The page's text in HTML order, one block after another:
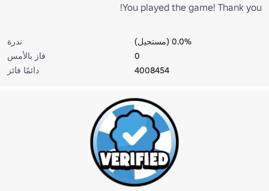
You played the game! Thank you!
ندرة
0.0% (مستحيل)
فاز بالأمس
0
دائمًا فائز
4008454